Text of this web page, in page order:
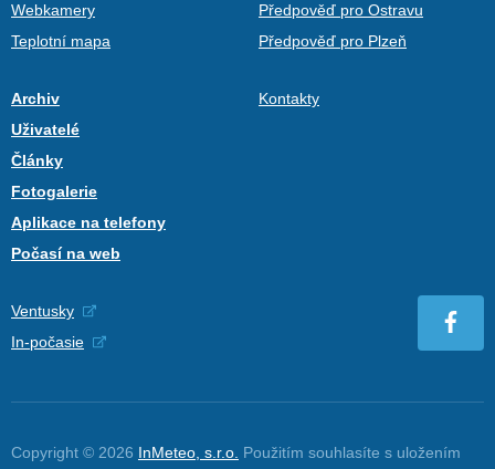
Webkamery
Teplotní mapa
Předpověď pro Ostravu
Předpověď pro Plzeň
Archiv
Uživatelé
Články
Fotogalerie
Aplikace na telefony
Počasí na web
Kontakty
Ventusky
In-počasie
Copyright © 2026 InMeteo, s.r.o. Použitím souhlasíte s uložením